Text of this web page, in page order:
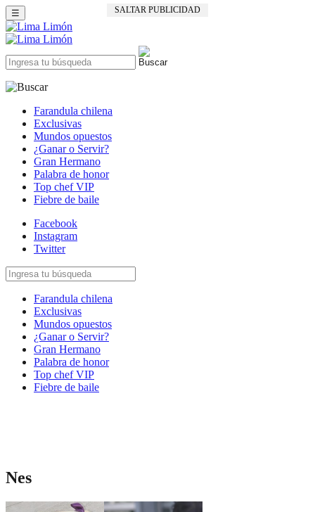
SALTAR PUBLICIDAD
☰
Farandula chilena
Exclusivas
Mundos opuestos
¿Ganar o Servir?
Gran Hermano
Palabra de honor
Top chef VIP
Fiebre de baile
Facebook
Instagram
Twitter
Farandula chilena
Exclusivas
Mundos opuestos
¿Ganar o Servir?
Gran Hermano
Palabra de honor
Top chef VIP
Fiebre de baile
Nes